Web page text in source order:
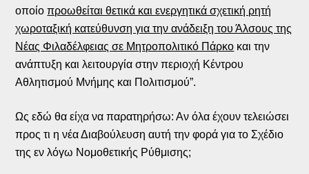
οποίοπροωθείται θετικά και ενεργητικά σχετική ρητή
χωροταξική κατεύθυνση για την ανάδειξη του Άλσους της
Νέας Φιλαδέλφειας σε Μητροπολιτικό Πάρκο και την
ανάπτυξη και λειτουργία στην περιοχή Κέντρου
Αθλητισμού Μνήμης και Πολιτισμού”.
Ως εδώ θα είχα να παρατηρήσω: Αν όλα έχουν τελειώσει
προς τι η νέα Διαβούλευση αυτή την φορά για το Σχέδιο
της εν λόγω Νομοθετικής Ρύθμισης;